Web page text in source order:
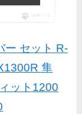
ポチップ
ー セット R-
隼
ット1200